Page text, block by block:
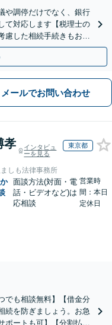
や調停だけでなく、銀行
て対応します【税理士の
慮した相続手続きもお任
贈与なども対応
メールでお問い合わせ
孝
インタビュ
ーを見る
東京都
しも法律事務所
か 面談方法(対面・電
話・ビデオなど)は
応相談
営業時
間：本日
定休日
でも相談無料】【借金分
続を防ぎましょう。お急
ポートも可】【分割払い